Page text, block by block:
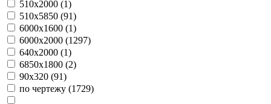
510х2000 (1)
510х5850 (91)
6000х1600 (1)
6000х2000 (1297)
640х2000 (1)
6850х1800 (2)
90х320 (91)
по чертежу (1729)